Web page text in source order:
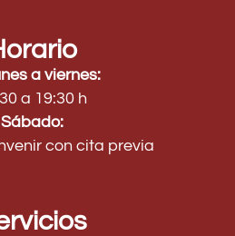
a viernes:
a 19:30 h
Sábado:
con cita previa